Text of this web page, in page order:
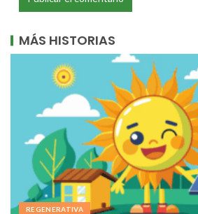
MÁS HISTORIAS
REGENERATIVA